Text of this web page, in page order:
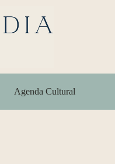
Agenda Cultural